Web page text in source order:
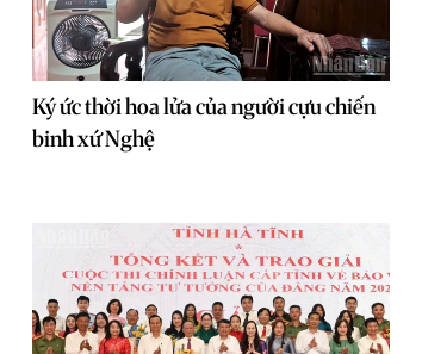
Ký ức thời hoa lửa của người cựu chiến
binh xứ Nghệ